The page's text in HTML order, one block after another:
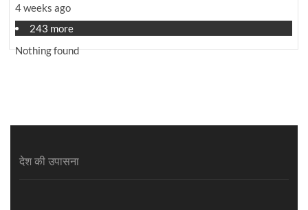
4 weeks ago
243 more
Nothing found
देश की उपासना